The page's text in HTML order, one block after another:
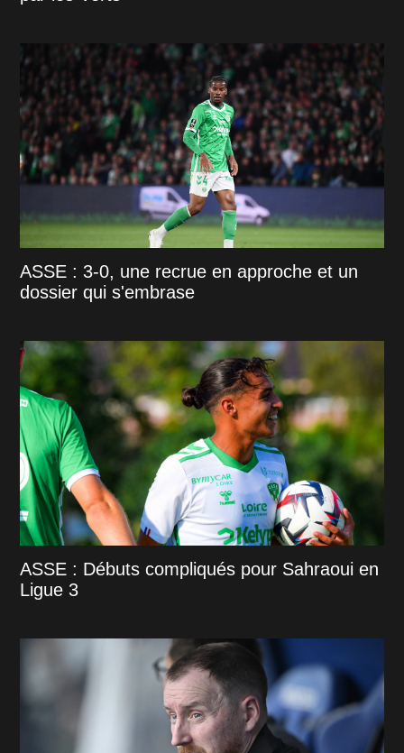
ASSE : 3-0, une recrue en approche et un
dossier qui s'embrase
ASSE : Débuts compliqués pour Sahraoui en
Ligue 3